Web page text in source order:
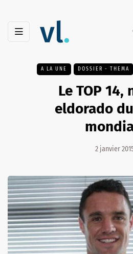
A LA UNE DOSSIER - THEMA
Le TOP 14,
eldorado
2 janvier